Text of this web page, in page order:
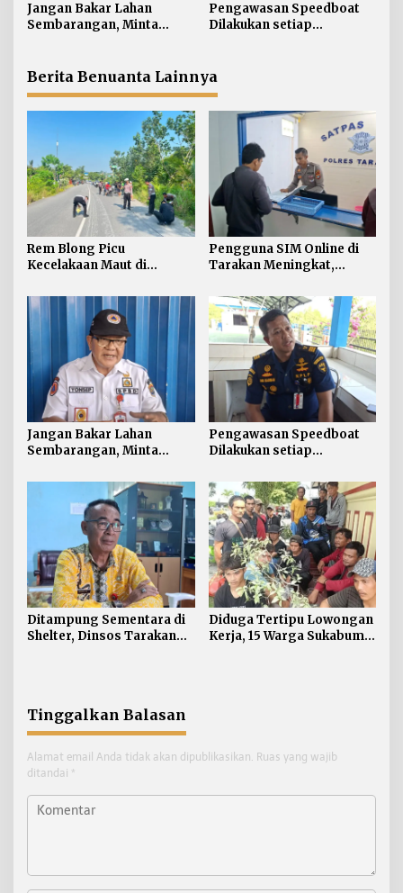
s
Nyawa
Jangan Bakar Lahan
Sembarangan, Minta
Pengawasan Speedboat
Dilakukan setiap
Berita Benuanta Lainnya
Rem Blong Picu
Kecelakaan Maut di
Pengendara Meregang
Nyawa
Pengguna SIM Online di
Tarakan Meningkat,
Paling Banyak
Jangan Bakar Lahan
Sembarangan, Minta
Pengawasan Speedboat
Dilakukan setiap
Acuan Laik Laut
Ditampung Sementara di
Shelter, Dinsos Tarakan
Diduga Tertipu Lowongan
Kerja, 15 Warga Sukabumi
Tinggalkan Balasan
Alamat email Anda tidak akan dipublikasikan. Ruas yang wajib
ditandai *